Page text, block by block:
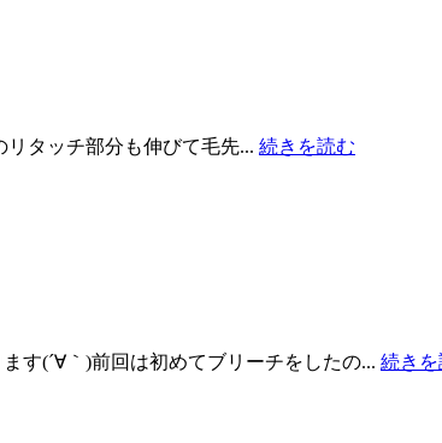
タッチ部分も伸びて毛先... 続きを読む
す(´∀｀)前回は初めてブリーチをしたの... 続き